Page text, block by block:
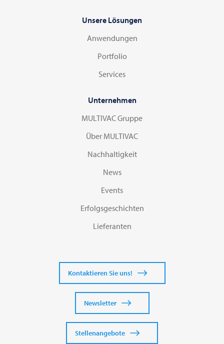
Unsere Lösungen
Anwendungen
Portfolio
Services
Unternehmen
MULTIVAC Gruppe
Über MULTIVAC
Nachhaltigkeit
News
Events
Erfolgsgeschichten
Lieferanten
Kontaktieren Sie uns!
Newsletter
Stellenangebote